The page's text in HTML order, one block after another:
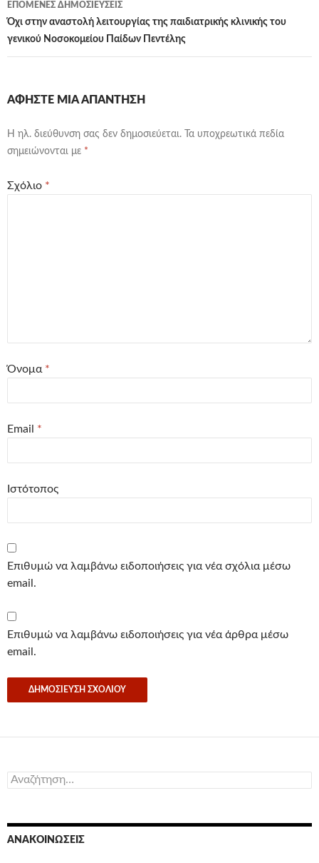
ΕΠΌΜΕΝΕΣ ΔΗΜΟΣΙΕΎΣΕΙΣ
Όχι στην αναστολή λειτουργίας της παιδιατρικής κλινικής του
γενικού Νοσοκομείου Παίδων Πεντέλης
ΑΦΉΣΤΕ ΜΙΑ ΑΠΆΝΤΗΣΗ
Η ηλ. διεύθυνση σας δεν δημοσιεύεται.
Τα υποχρεωτικά πεδία
σημειώνονται με *
Σχόλιο *
Όνομα *
Email *
Ιστότοπος
Επιθυμώ να λαμβάνω ειδοποιήσεις για νέα σχόλια μέσω
email.
Επιθυμώ να λαμβάνω ειδοποιήσεις για νέα άρθρα μέσω
email.
Αναζήτηση
για:
ΑΝΑΚΟΙΝΏΣΕΙΣ